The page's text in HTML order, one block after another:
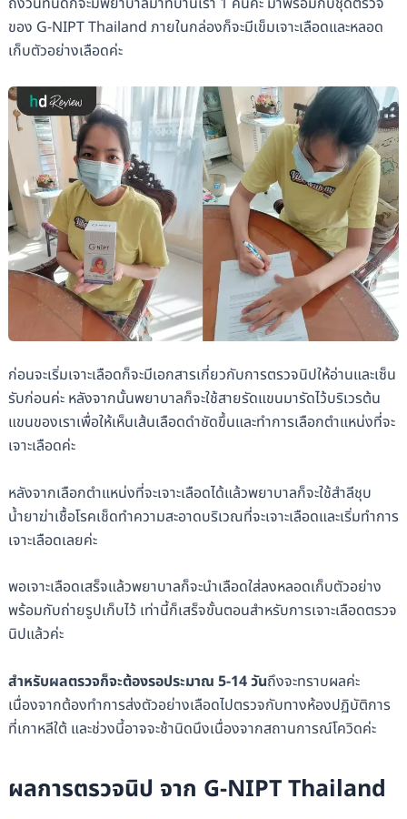
ของ G-NIPT Thailand ภายในกล่องก็จะมีเข็มเจาะเลือดและหลอด
เก็บตัวอย่างเลือดค่ะ
ก่อนจะเริ่มเจาะเลือดก็จะมีเอกสารเกี่ยวกับการตรวจนิปให้อ่านและเซ็น
รับก่อนค่ะ หลังจากนั้นพยาบาลก็จะใช้สายรัดแขนมารัดไว้บริเวรต้น
แขนของเราเพื่อให้เห็นเส้นเลือดดำชัดขึ้นและทำการเลือกตำแหน่งที่จะ
เจาะเลือดค่ะ
หลังจากเลือกตำแหน่งที่จะเจาะเลือดได้แล้วพยาบาลก็จะใช้สำลีชุบ
น้ำยาฆ่าเชื้อโรคเช็ดทำความสะอาดบริเวณที่จะเจาะเลือดและเริ่มทำการ
เจาะเลือดเลยค่ะ
พอเจาะเลือดเสร็จแล้วพยาบาลก็จะนำเลือดใส่ลงหลอดเก็บตัวอย่าง
พร้อมกับถ่ายรูปเก็บไว้ เท่านี้ก็เสร็จขั้นตอนสำหรับการเจาะเลือดตรวจ
นิปแล้วค่ะ
สำหรับผลตรวจก็จะต้องรอประมาณ 5-14 วันถึงจะทราบผลค่ะ
เนื่องจากต้องทำการส่งตัวอย่างเลือดไปตรวจกับทางห้องปฏิบัติการ
ที่เกาหลีใต้ และช่วงนี้อาจจะช้านิดนึงเนื่องจากสถานการณ์โควิดค่ะ
ผลการตรวจนิป จาก G-NIPT Thailand